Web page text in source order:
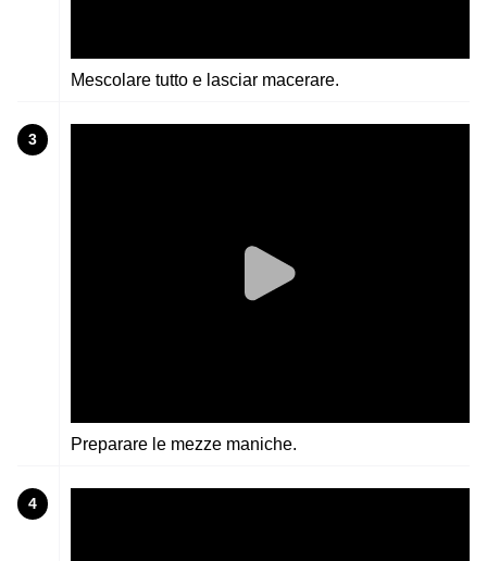
Mescolare tutto e lasciar macerare.
3
Preparare le mezze maniche.
4